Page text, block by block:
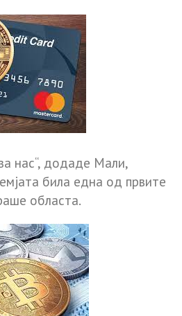
нас“, додаде Мали,
била една од првите
областа.